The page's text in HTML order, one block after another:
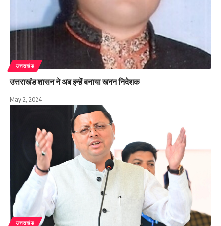
उत्तराखंड
उत्तराखंड शासन ने अब इन्हें बनाया खनन निदेशक
May 2, 2024
उत्तराखंड